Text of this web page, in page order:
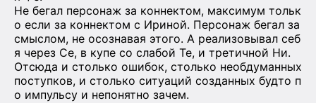
Не бегал персонаж за коннектом, максимум тольк
о если за коннектом с Ириной. Персонаж бегал за
смыслом, не осознавая этого. А реализовывал себ
я через Се, в купе со слабой Те, и третичной Ни.
Отсюда и столько ошибок, столько необдуманных
поступков, и столько ситуаций созданных будто п
о импульсу и непонятно зачем.